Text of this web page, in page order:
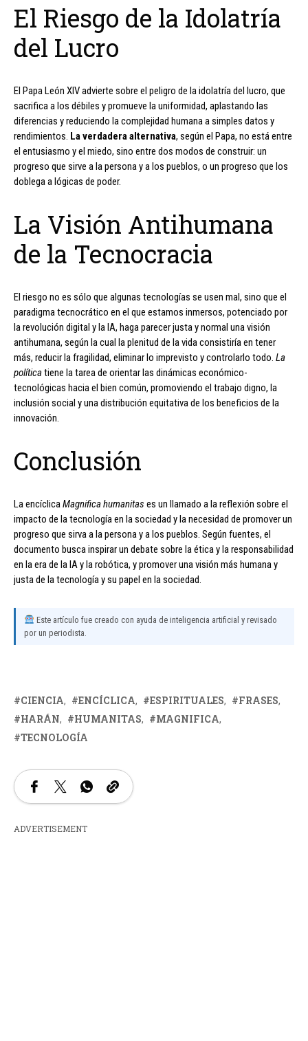
El Riesgo de la Idolatría
del Lucro
El Papa León XIV advierte sobre el peligro de la idolatría del lucro, que
sacrifica a los débiles y promueve la uniformidad, aplastando las
diferencias y reduciendo la complejidad humana a simples datos y
rendimientos. La verdadera alternativa, según el Papa, no está entre
el entusiasmo y el miedo, sino entre dos modos de construir: un
progreso que sirve a la persona y a los pueblos, o un progreso que los
doblega a lógicas de poder.
La Visión Antihumana
de la Tecnocracia
El riesgo no es sólo que algunas tecnologías se usen mal, sino que el
paradigma tecnocrático en el que estamos inmersos, potenciado por
la revolución digital y la IA, haga parecer justa y normal una visión
antihumana, según la cual la plenitud de la vida consistiría en tener
más, reducir la fragilidad, eliminar lo imprevisto y controlarlo todo. La
políticatiene la tarea de orientar las dinámicas económico-
tecnológicas hacia el bien común, promoviendo el trabajo digno, la
inclusión social y una distribución equitativa de los beneficios de la
innovación.
Conclusión
La encíclica Magnifica humanitas es un llamado a la reflexión sobre el
impacto de la tecnología en la sociedad y la necesidad de promover un
progreso que sirva a la persona y a los pueblos. Según fuentes, el
documento busca inspirar un debate sobre la ética y la responsabilidad
en la era de la IA y la robótica, y promover una visión más humana y
justa de la tecnología y su papel en la sociedad.
Este artículo fue creado con ayuda de inteligencia artificial y revisado
por un periodista.
CIENCIA ENCÍCLICA ESPIRITUALES
FRASES
HARÁN
HUMANITAS
MAGNIFICA
TECNOLOGÍA
ADVERTISEMENT